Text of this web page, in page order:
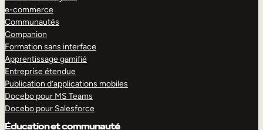
e-commerce
Communautés
Companion
Formation sans interface
Apprentissage gamifié
Entreprise étendue
Publication d’applications mobiles
Docebo pour MS Teams
Docebo pour Salesforce
Éducation et communauté